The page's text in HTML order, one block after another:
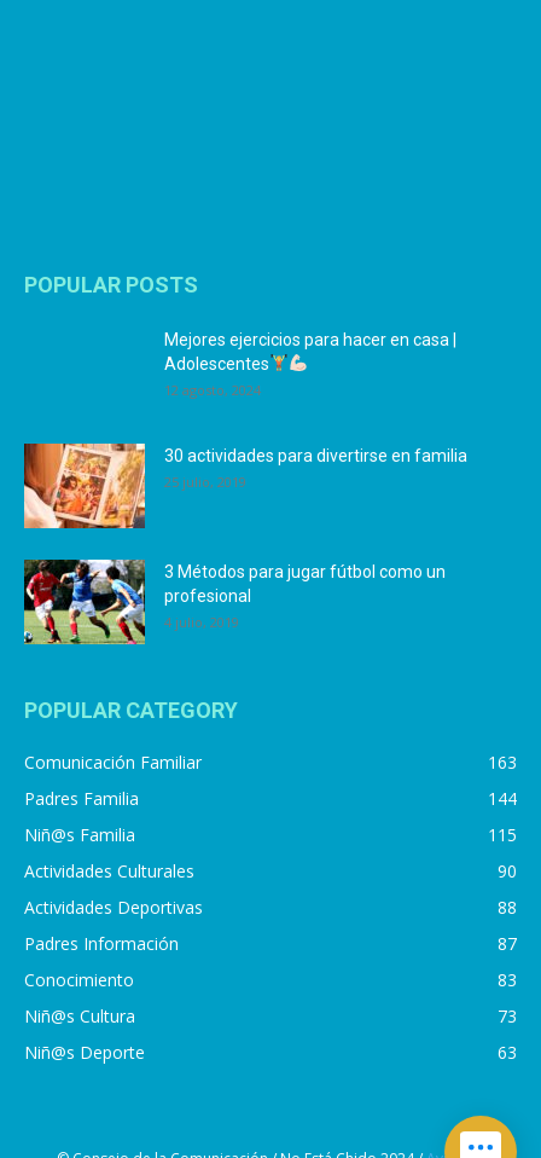
POPULAR POSTS
Mejores ejercicios para hacer en casa |
Adolescentes
12 agosto, 2024
30 actividades para divertirse en familia
25 julio, 2019
3 Métodos para jugar fútbol como un
profesional
4 julio, 2019
POPULAR CATEGORY
Comunicación Familiar
163
Padres Familia
144
Niñ@s Familia
115
Actividades Culturales
90
Actividades Deportivas
88
Padres Información
87
Conocimiento
83
Niñ@s Cultura
73
Niñ@s Deporte
63